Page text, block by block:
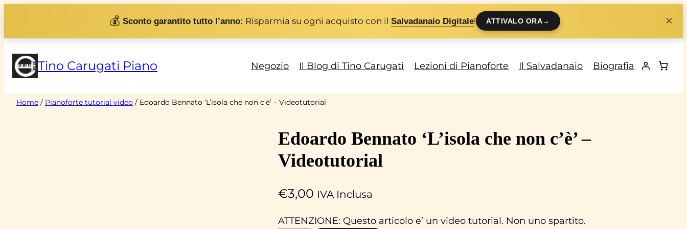
contenuto
💰 Sconto garantito tutto l’anno: Risparmia su ogni acquisto con ilSalvadanaio Digitale! ATTIVALO ORA→ ×
Tino Carugati Piano Negozio Il Blog di Tino Carugati Lezioni di Pianoforte Il Salvadanaio Biografia
Home / Pianoforte tutorial video / Edoardo Bennato ‘L’isola che non c’è’ – Videotutorial
Edoardo Bennato ‘L’isola che non c’è’ –
Videotutorial
€3,00 IVA Inclusa
ATTENZIONE: Questo articolo e’ un video tutorial. Non uno spartito.